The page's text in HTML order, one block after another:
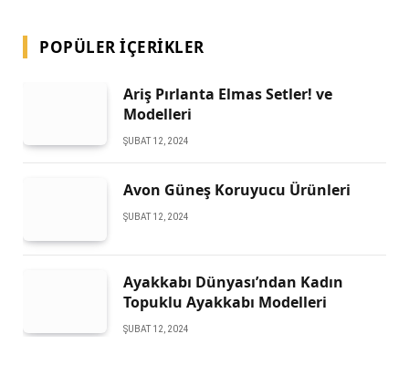
POPÜLER İÇERIKLER
Ariş Pırlanta Elmas Setler! ve
Modelleri
ŞUBAT 12, 2024
Avon Güneş Koruyucu Ürünleri
ŞUBAT 12, 2024
Ayakkabı Dünyası’ndan Kadın
Topuklu Ayakkabı Modelleri
ŞUBAT 12, 2024